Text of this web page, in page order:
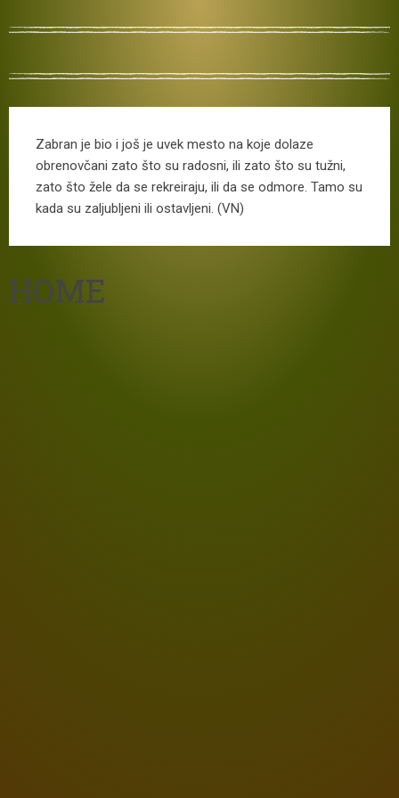
Zabran je bio i još je uvek mesto na koje dolaze
obrenovčani zato što su radosni, ili zato što su tužni,
zato što žele da se rekreiraju, ili da se odmore. Tamo su
kada su zaljubljeni ili ostavljeni. (VN)
HOME